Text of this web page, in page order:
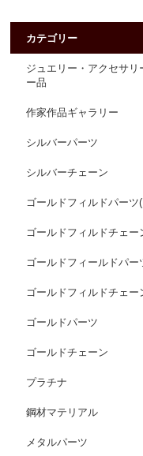
カテゴリー
ジュエリー・アクセサリ
ー品
作家作品ギャラリー
シルバーパーツ
シルバーチェーン
ゴールドフィルドパーツ
ゴールドフィルドチェー
ゴールドフィールドパー
ゴールドフィルドチェー
ゴールドパーツ
ゴールドチェーン
プラチナ
鋼材マテリアル
メタルパーツ